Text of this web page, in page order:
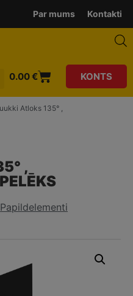
Par mums Kontakti
0.00€ KONTS
Atloks 135° ,
,
Papildelementi